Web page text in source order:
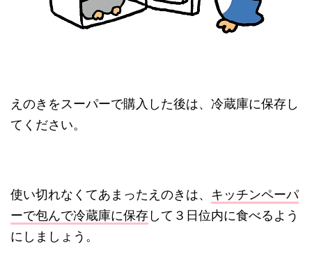
えのきをスーパーで購入した後は、冷蔵庫に保存し
てください。
使い切れなくてあまったえのきは、 キッチンペーパ
ーで包んで冷蔵庫に保存して３日位内に食べるよう
にしましょう。